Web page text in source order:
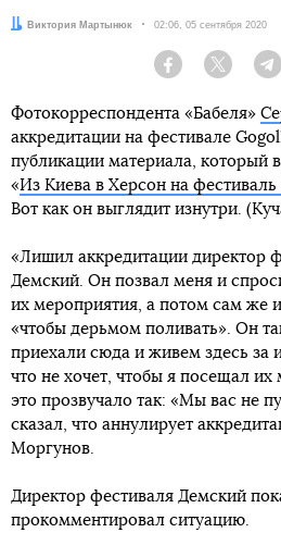
Автор:Виктория Мартынюк Дата:
02:06, 05 сентября 2020
Facebook Twitter
Фотокорреспондента «Бабеля»
аккредитации на фестивале
публикации материала, который
«Из Киева в Херсон на
Вот как он выглядит изнутри.
«Лишил аккредитации директор
Демский. Он позвал меня и
их мероприятия, а потом сам же
«чтобы дерьмом поливать». Он
приехали сюда и живем здесь за
что не хочет, чтобы я посещал
это прозвучало так: «Мы вас не
сказал, что аннулирует
Моргунов.
Директор фестиваля Демский
прокомментировал ситуацию.